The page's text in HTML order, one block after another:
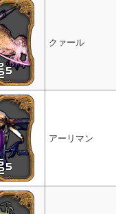
クァール
アーリマン